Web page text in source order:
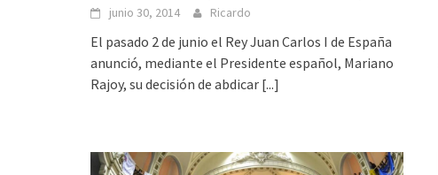
junio 30, 2014 Ricardo
El pasado 2 de junio el Rey Juan Carlos I de España
anunció, mediante el Presidente español, Mariano
Rajoy, su decisión de abdicar [...]